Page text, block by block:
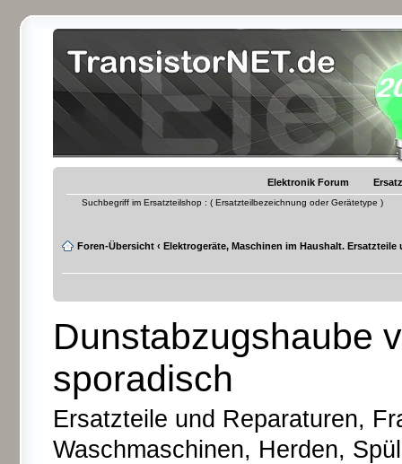
Elektronik Forum
Suchbegriff im Ersatzteilshop : ( Ersatzteilbezeichnung oder Gerätetype )
Foren-Übersicht ‹ Elektrogeräte, Maschinen im Haushalt. Ersatzteile
Dunstabzugshaube
sporadisch
Ersatzteile und Reparaturen,
Waschmaschinen, Herden,